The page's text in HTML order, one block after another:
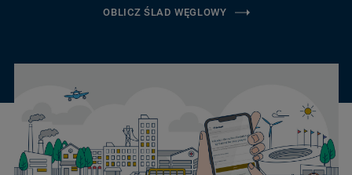
OBLICZ ŚLAD WĘGLOWY